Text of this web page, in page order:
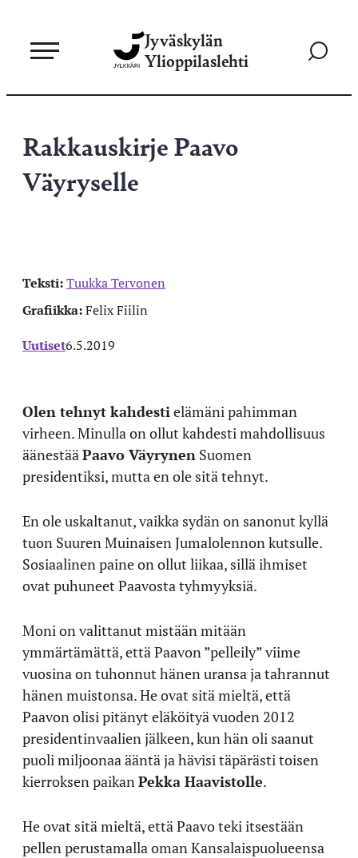
sisältöön
Jyväskylän
Ylioppilaslehti
Siirry
Rakkauskirje Paavo
Väyryselle
Teksti:Tuukka Tervonen
Grafiikka:Felix Fiilin
Uutiset6.5.2019
Olen tehnyt kahdestielämäni pahimman
virheen. Minulla on ollut kahdesti mahdollisuus
äänestääPaavo Väyrynen Suomen
presidentiksi, mutta en ole sitä tehnyt.
En ole uskaltanut, vaikka sydän on sanonut kyllä
tuon Suuren Muinaisen Jumalolennon kutsulle.
Sosiaalinen paine on ollut liikaa, sillä ihmiset
ovat puhuneet Paavosta tyhmyyksiä.
Moni on valittanut mistään mitään
ymmärtämättä, että Paavon ”pelleily” viime
vuosina on tuhonnut hänen uransa ja tahrannut
hänen muistonsa. He ovat sitä mieltä, että
Paavon olisi pitänyt eläköityä vuoden 2012
presidentinvaalien jälkeen, kun hän oli saanut
puoli miljoonaa ääntä ja hävisi täpärästi toisen
kierroksen paikanPekka Haavistolle.
He ovat sitä mieltä, että Paavo teki itsestään
pellen perustamalla oman Kansalaispuolueensa